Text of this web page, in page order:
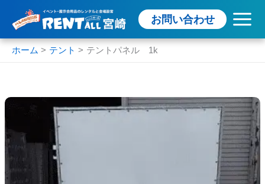
お問い合わせ
ホーム テント テントパネル 1k